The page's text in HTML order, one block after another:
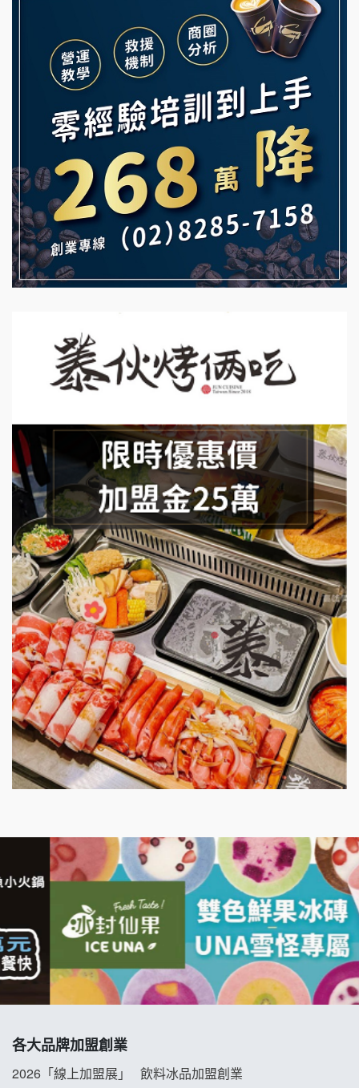
【曉妍美妝】誠徵行政櫃檯
自助洗衣店誠徵代洗收送人員(台中市)
MUSHEN徵SPA美容芳療師
日十。早午食加盟說明會
拾鑶火鍋加盟說明會
白鬍泡泡 BOHO POPO加盟說明會
雞咕雞咕加盟說明會
TEA TOP加盟說明會
珍好味臭臭鍋加盟說明會
藍象廷泰式火鍋加盟說明會
日十。早午食加盟說明會
上宇林加盟說明會
手作功夫茶加盟說明會
SHARE TEA歇腳亭加盟說明會
潮味決-湯滷專門店加盟說明會
鬍子茶加盟說明會
鮮茶道加盟說明會
微風亭鐵板燒加盟說明會
漫步藍咖啡加盟說明會
明石章魚燒加盟說明會
出櫃加盟說明會
千香漢堡加盟說明會
七盞茶加盟說明會
拉亞漢堡加盟說明會
優握握×酸奶大獅加盟說明會
冬城門加盟說明會
拾鑶火鍋加盟說明會
阿性情趣無人販售所加盟明會
各大品牌加盟創業
2026「線上加盟展」
飲料冰品加盟創業